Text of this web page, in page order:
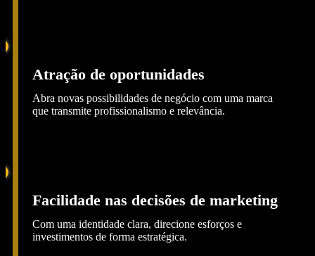
Atração de oportunidades
Abra novas possibilidades de negócio com uma marca
que transmite profissionalismo e relevância.
Facilidade nas decisões de marketing
Com uma identidade clara, direcione esforços e
investimentos de forma estratégica.